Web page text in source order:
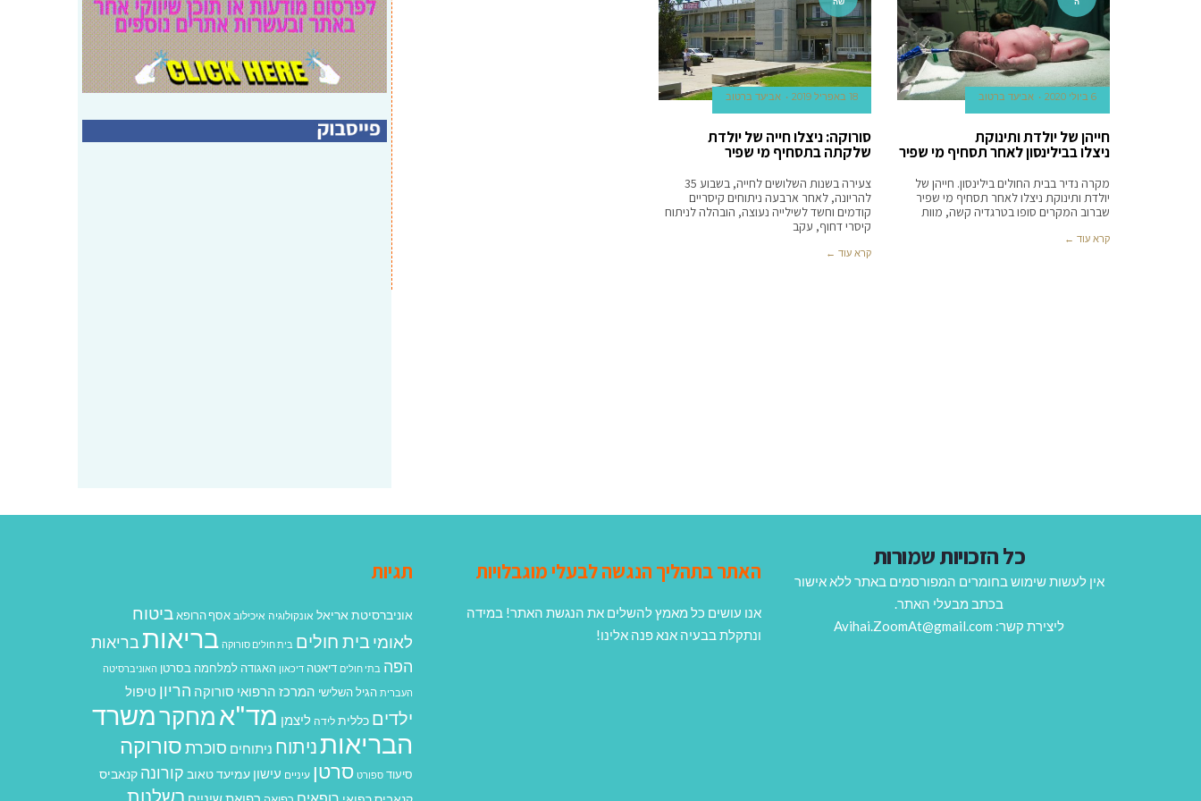
6 ביולי 2020 אביעד ברטוב
חייהן של יולדת ותינוקת
ניצלו בבילינסון לאחר תסחיף מי שפיר
מקרה נדיר בבית החולים בילינסון. חייהן של
יולדת ותינוקת ניצלו לאחר תסחיף מי שפיר
שברוב המקרים סופו בטרגדיה קשה, מוות
קרא עוד ←
18 באפריל 2019 אביעד ברטוב
סורוקה: ניצלו חייה של יולדת
שלקתה בתסחיף מי שפיר
צעירה בשנות השלושים לחייה, בשבוע 35
להריונה, לאחר ארבעה ניתוחים קיסריים
קודמים וחשד לשילייה נעוצה, הובהלה לניתוח
קיסרי דחוף, עקב
קרא עוד ←
כל הזכויות שמורות
אין לעשות שימוש בחומרים המפורסמים באתר ללא אישור
בכתב מבעלי האתר.
ליצירת קשר: Avihai.ZoomAt@gmail.com
האתר בתהליך הנגשה לבעלי מוגבלויות
אנו עושים כל מאמץ להשלים את הנגשת האתר! במידה
ונתקלת בבעיה אנא פנה אלינו!
תגיות
אוניברסיטת אריאל אונקולוגיה איכילוב אסף הרופא ביטוח
לאומיבית חולים בית חולים סורוקה בריאותבריאות
הפה בתי חולים דיאטה דיכאון האגודה למלחמה בסרטן האוניברסיטה
העברית הגיל השלישי המרכז הרפואי סורוקה הריון טיפול
ילדים כללית לידה ליצמן מד"אמחקרמשרד
הבריאותניתוח ניתוחים סוכרתסורוקה
סיעוד ספורט סרטן עיניים עישון עמיעד טאוב קורונה קנאביס